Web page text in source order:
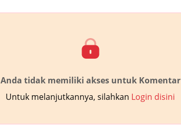
Anda tidak memiliki akses untuk Komentar
Untuk melanjutkannya, silahkan Login disini